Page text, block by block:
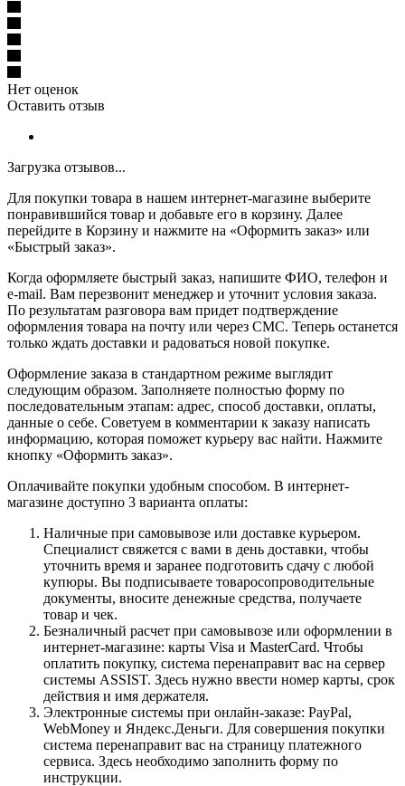
Нет оценок
Оставить отзыв
Загрузка отзывов...
Для покупки товара в нашем интернет-магазине выберите
понравившийся товар и добавьте его в корзину. Далее
перейдите в Корзину и нажмите на «Оформить заказ» или
«Быстрый заказ».
Когда оформляете быстрый заказ, напишите ФИО, телефон и
e-mail. Вам перезвонит менеджер и уточнит условия заказа.
По результатам разговора вам придет подтверждение
оформления товара на почту или через СМС. Теперь останется
только ждать доставки и радоваться новой покупке.
Оформление заказа в стандартном режиме выглядит
следующим образом. Заполняете полностью форму по
последовательным этапам: адрес, способ доставки, оплаты,
данные о себе. Советуем в комментарии к заказу написать
информацию, которая поможет курьеру вас найти. Нажмите
кнопку «Оформить заказ».
Оплачивайте покупки удобным способом. В интернет-
магазине доступно 3 варианта оплаты:
Наличные при самовывозе или доставке курьером.
Специалист свяжется с вами в день доставки, чтобы
уточнить время и заранее подготовить сдачу с любой
купюры. Вы подписываете товаросопроводительные
документы, вносите денежные средства, получаете
товар и чек.
Безналичный расчет при самовывозе или оформлении в
интернет-магазине: карты Visa и MasterCard. Чтобы
оплатить покупку, система перенаправит вас на сервер
системы ASSIST. Здесь нужно ввести номер карты, срок
действия и имя держателя.
Электронные системы при онлайн-заказе: PayPal,
WebMoney и Яндекс.Деньги. Для совершения покупки
система перенаправит вас на страницу платежного
сервиса. Здесь необходимо заполнить форму по
инструкции.